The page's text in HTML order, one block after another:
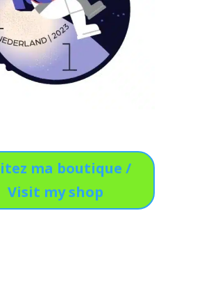
ma boutique /
Visit my shop